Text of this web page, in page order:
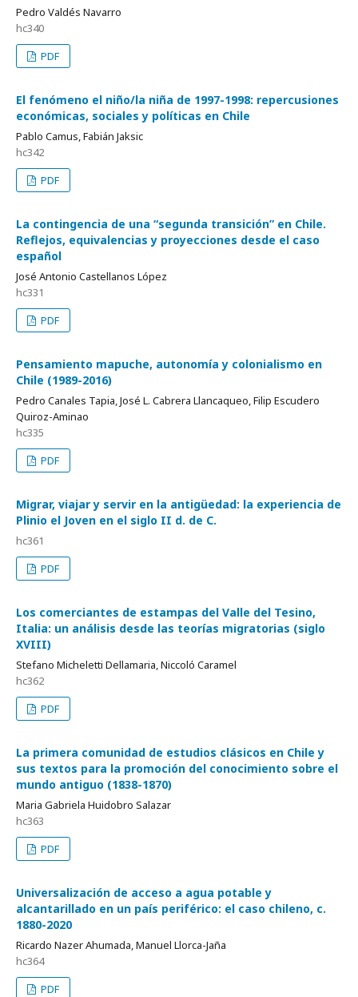
Pedro Valdés Navarro
hc340
PDF
El fenómeno el niño/la niña de 1997-1998: repercusiones
económicas, sociales y políticas en Chile
Pablo Camus, Fabián Jaksic
hc342
PDF
La contingencia de una “segunda transición” en Chile.
Reflejos, equivalencias y proyecciones desde el caso
español
José Antonio Castellanos López
hc331
PDF
Pensamiento mapuche, autonomía y colonialismo en
Chile (1989-2016)
Pedro Canales Tapia, José L. Cabrera Llancaqueo, Filip Escudero
Quiroz-Aminao
hc335
PDF
Migrar, viajar y servir en la antigüedad: la experiencia de
Plinio el Joven en el siglo II d. de C.
hc361
PDF
Los comerciantes de estampas del Valle del Tesino,
Italia: un análisis desde las teorías migratorias (siglo
XVIII)
Stefano Micheletti Dellamaria, Niccoló Caramel
hc362
PDF
La primera comunidad de estudios clásicos en Chile y
sus textos para la promoción del conocimiento sobre el
mundo antiguo (1838-1870)
Maria Gabriela Huidobro Salazar
hc363
PDF
Universalización de acceso a agua potable y
alcantarillado en un país periférico: el caso chileno, c.
1880-2020
Ricardo Nazer Ahumada, Manuel Llorca-Jaña
hc364
PDF